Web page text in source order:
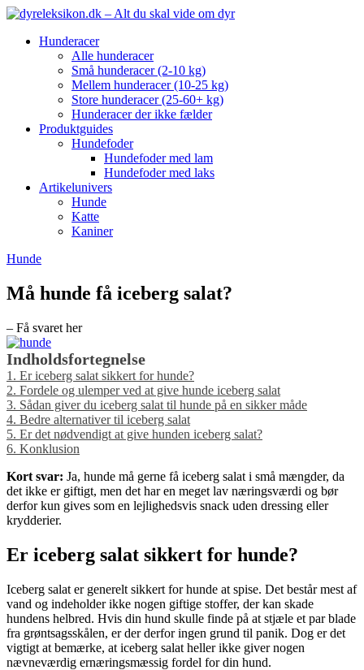
Hunderacer
Alle hunderacer
Små hunderacer (2-10 kg)
Mellem hunderacer (10-25 kg)
Store hunderacer (25-60+ kg)
Hunderacer der ikke fælder
Produktguides
Hundefoder
Hundefoder med lam
Hundefoder med laks
Artikelunivers
Hunde
Katte
Kaniner
Hunde
Må hunde få iceberg salat?
– Få svaret her
Indholdsfortegnelse
1. Er iceberg salat sikkert for hunde?
2. Fordele og ulemper ved at give hunde iceberg salat
3. Sådan giver du iceberg salat til hunde på en sikker måde
4. Bedre alternativer til iceberg salat
5. Er det nødvendigt at give hunden iceberg salat?
6. Konklusion
Kort svar: Ja, hunde må gerne få iceberg salat i små mængder, da
det ikke er giftigt, men det har en meget lav næringsværdi og bør
derfor kun gives som en lejlighedsvis snack uden dressing eller
krydderier.
Er iceberg salat sikkert for hunde?
Iceberg salat er generelt sikkert for hunde at spise. Det består mest af
vand og indeholder ikke nogen giftige stoffer, der kan skade
hundens helbred. Hvis din hund skulle finde på at stjæle et par blade
fra grøntsagsskålen, er der derfor ingen grund til panik. Dog er det
vigtigt at bemærke, at iceberg salat heller ikke giver nogen
nævneværdig ernæringsmæssig fordel for din hund.